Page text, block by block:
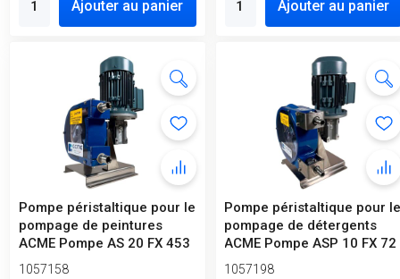
Ajouter au panier Ajouter au panier
Pompe péristaltique pour le
pompage de peintures
ACME Pompe AS 20 FX 453
l/h,...
1057158
Pompe péristaltique pour
pompage de détergents
ACME Pompe ASP 10 FX 72
l/h...
1057198